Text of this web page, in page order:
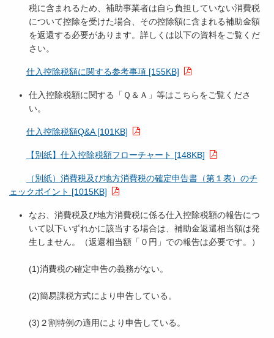
税に含まれるため、補助事業者は自ら負担していない消費税
について控除を受けた場合、その控除額に含まれる補助金額
を返還する必要があります。詳しくは以下の資料をご覧くだ
さい。
仕入控除税額に関する参考事項 [155KB]
仕入控除税額に関する「Ｑ＆Ａ」等はこちらをご覧くださ
い。
仕入控除税額Q&A [101KB]
【別紙】仕入控除税額フローチャート [148KB]
（別紙）消費税及び地方消費税の確定申告書（第１表）のチ
ェックポイント [1015KB]
なお、消費税及び地方消費税に係る仕入控除税額の報告につ
いて以下いずれかに該当する場合は、補助金返還相当額は発
生しません。（返還相当額「０円」での報告は必要です。）
(1)消費税の確定申告の義務がない。
(2)簡易課税方式により申告している。
(3)２割特例の適用により申告している。